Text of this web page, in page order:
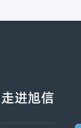
走进旭信